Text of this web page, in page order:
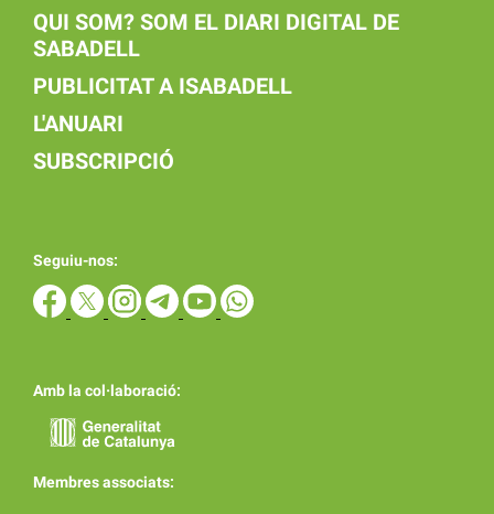
QUI SOM? SOM EL DIARI DIGITAL DE
SABADELL
PUBLICITAT A ISABADELL
L'ANUARI
SUBSCRIPCIÓ
Seguiu-nos:
Amb la col·laboració:
Membres associats: